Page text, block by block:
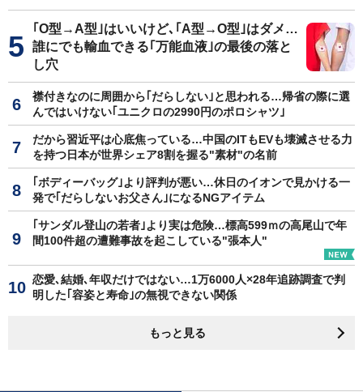
｢O型→A型｣はいいけど､｢A型→O型｣はダメ…
誰にでも輸血できる｢万能血液｣の最後の落と
し穴
襟付きなのに周囲から｢だらしない｣と思われる…帰省の際に選
んではいけない｢ユニクロの2990円のポロシャツ｣
だから習近平は心底焦っている…中国のITもEVも壊滅させる力
を持つ日本が世界シェア8割を握る"素材"の名前
｢ボディーバッグ｣より評判が悪い…休日のイオンで見かける一
発で｢だらしないお父さん｣になるNGアイテム
｢サンダル登山の若者｣より実は危険…標高599ｍの高尾山で年
間100件超の遭難事故を起こしている"張本人"
恋愛､結婚､年収だけではない…1万6000人×28年追跡調査で判
明した｢容姿と寿命｣の無視できない関係
もっと見る